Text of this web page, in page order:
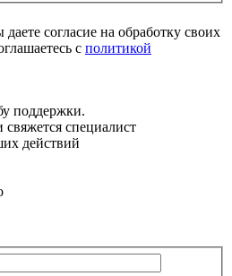
согласие на обработку своих
с политикой
поддержки.
специалист
действий